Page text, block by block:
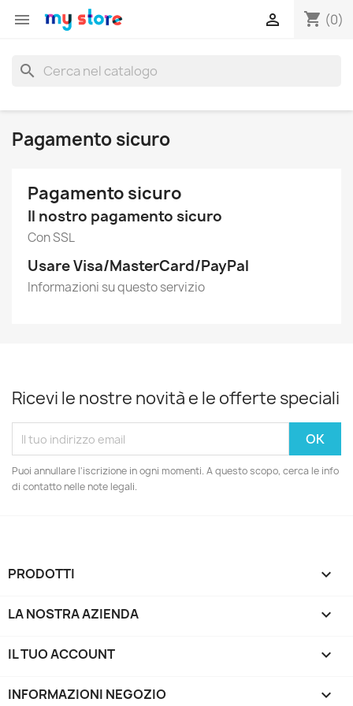
 shopping_cart (0)

search
Pagamento sicuro
Pagamento sicuro
Il nostro pagamento sicuro
Con SSL
Usare Visa/MasterCard/PayPal
Informazioni su questo servizio
Ricevi le nostre novità e le offerte speciali
Puoi annullare l'iscrizione in ogni momenti. A questo scopo, cerca le info
di contatto nelle note legali.
PRODOTTI 
LA NOSTRA AZIENDA 
IL TUO ACCOUNT 
INFORMAZIONI NEGOZIO keyboard_arrow_down